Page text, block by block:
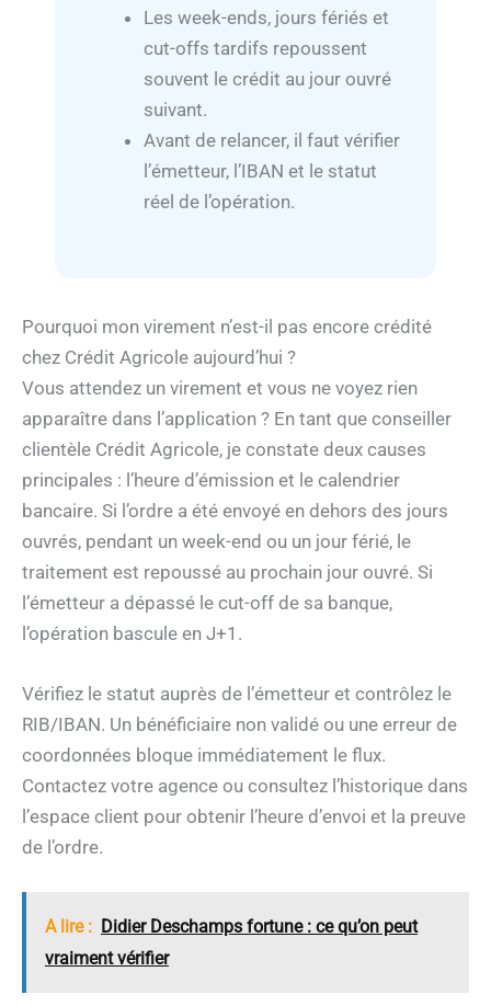
Les week-ends, jours fériés et
cut-offs tardifs repoussent
souvent le crédit au jour ouvré
suivant.
Avant de relancer, il faut vérifier
l’émetteur, l’IBAN et le statut
réel de l’opération.
Pourquoi mon virement n’est-il pas encore crédité
chez Crédit Agricole aujourd’hui ?
Vous attendez un virement et vous ne voyez rien
apparaître dans l’application ? En tant que conseiller
clientèle Crédit Agricole, je constate deux causes
principales : l’heure d’émission et le calendrier
bancaire. Si l’ordre a été envoyé en dehors des jours
ouvrés, pendant un week-end ou un jour férié, le
traitement est repoussé au prochain jour ouvré. Si
l’émetteur a dépassé le cut-off de sa banque,
l’opération bascule en J+1.
Vérifiez le statut auprès de l’émetteur et contrôlez le
RIB/IBAN. Un bénéficiaire non validé ou une erreur de
coordonnées bloque immédiatement le flux.
Contactez votre agence ou consultez l’historique dans
l’espace client pour obtenir l’heure d’envoi et la preuve
de l’ordre.
A lire : Didier Deschamps fortune : ce qu’on peut
vraiment vérifier